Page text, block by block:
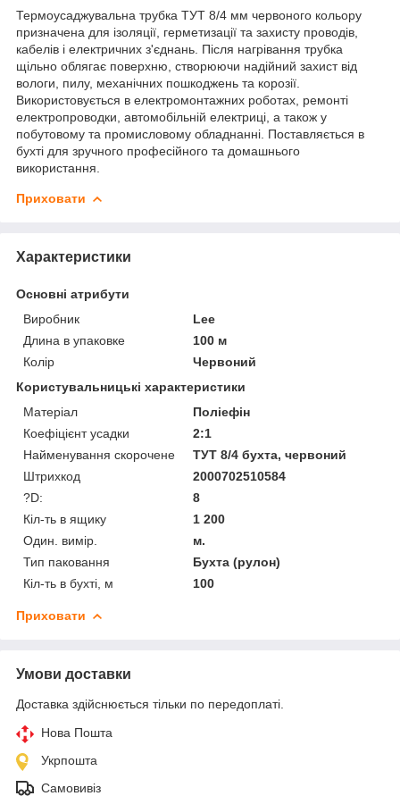
Термоусаджувальна трубка ТУТ 8/4 мм червоного кольору
призначена для ізоляції, герметизації та захисту проводів,
кабелів і електричних з'єднань. Після нагрівання трубка
щільно облягає поверхню, створюючи надійний захист від
вологи, пилу, механічних пошкоджень та корозії.
Використовується в електромонтажних роботах, ремонті
електропроводки, автомобільній електриці, а також у
побутовому та промисловому обладнанні. Поставляється в
бухті для зручного професійного та домашнього
використання.
Приховати
Характеристики
Основні атрибути
Виробник
Lee
Длина в упаковке
100 м
Колір
Червоний
Користувальницькі характеристики
Матеріал
Поліефін
Коефіцієнт усадки
2:1
Найменування скорочене
ТУТ 8/4 бухта, червоний
Штрихкод
2000702510584
?D:
8
Кіл-ть в ящику
1 200
Один. вимір.
м.
Тип паковання
Бухта (рулон)
Кіл-ть в бухті, м
100
Приховати
Умови доставки
Доставка здійснюється тільки по передоплаті.
Нова Пошта
Укрпошта
Самовивіз